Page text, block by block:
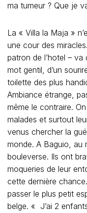
ma tumeur ? Que je
La « Villa la Maja »
une cour des
patron de l’hotel – va
mot gentil, d’un
toilette des plus
Ambiance étrange,
même le contraire.
malades et surtout
venus chercher la
monde. A Baguio, au
bouleverse. Ils ont
moqueries de leur
cette dernière
passer le plus petit
belge. « J’ai 2